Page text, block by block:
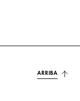
ARRIBA